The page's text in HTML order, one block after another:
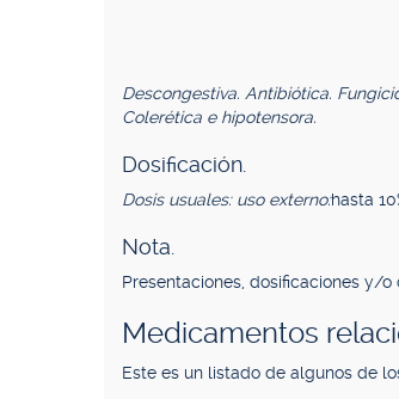
Descongestiva. Antibiótica.
Colerética e hipotensora.
Dosificación.
Dosis usuales: uso externo:hasta
Nota.
Presentaciones, dosificaciones y/
Medicamentos
Este es un listado de algunos de